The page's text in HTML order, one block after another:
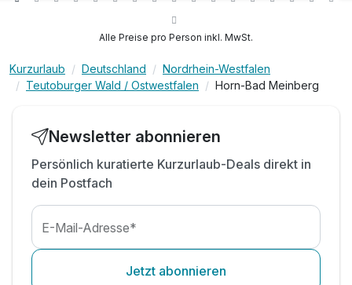
Sauna, Dampfbad, Sanarium, Schwimmbad &
inkl. Leihbademantel und Slipper
inkl. 1 Flasche Mineralwasser auf dem Zimmer
inkl. W-LAN
Alle Preise pro Person inkl. MwSt.
Kurzurlaub Deutschland
Nordrhein-Westfalen
Teutoburger Wald / Ostwestfalen
Horn-Bad Meinberg
Newsletter abonnieren
Persönlich kuratierte Kurzurlaub-Deals direkt in
dein Postfach
E-Mail-Adresse*
Jetzt abonnieren